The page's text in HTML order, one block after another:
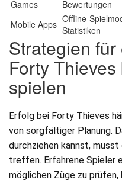
Games
Bewertungen
Mobile Apps Offline-
Statistiken
Strategien
Forty
spielen
Erfolg bei Forty Thieves
von sorgfältiger Planung.
durchziehen kannst,
treffen. Erfahrene Spieler
möglichen Züge zu